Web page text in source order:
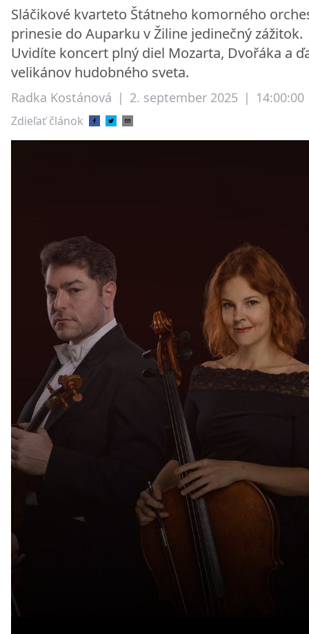
Sláčikové kvarteto Štátneho komorného
prinesie do Auparku v Žiline jedinečný zážitok.
Uvidíte koncert plný diel Mozarta, Dvořáka a
velikánov hudobného sveta.
Radka Kostánová | 2. september 2025 | 14:00:00
Zdieľať článok